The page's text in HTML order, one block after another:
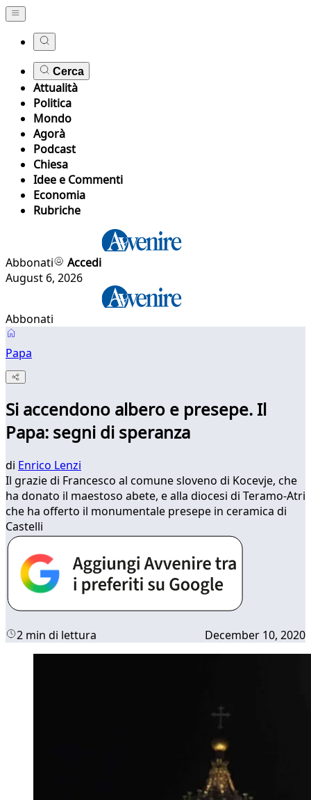
Cerca
Attualità
Politica
Mondo
Agorà
Podcast
Chiesa
Idee e Commenti
Economia
Rubriche
Abbonati
Accedi
August 6, 2026
Abbonati
Papa
Si accendono albero e presepe. Il
Papa: segni di speranza
di Enrico Lenzi
Il grazie di Francesco al comune sloveno di Kocevje, che
ha donato il maestoso abete, e alla diocesi di Teramo-Atri
che ha offerto il monumentale presepe in ceramica di
Castelli
2 min di lettura December 10, 2020